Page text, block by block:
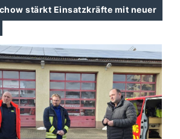
stärkt Einsatzkräfte mit neuer